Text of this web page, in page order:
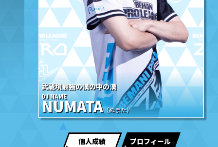
武蔵境最強の漢の中の漢
DJ NAME
NUMATA（ぬまた）
個人成績 プロフィール